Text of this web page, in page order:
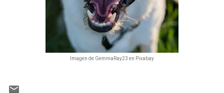
Imagen de GemmaRay23 en Pixabay